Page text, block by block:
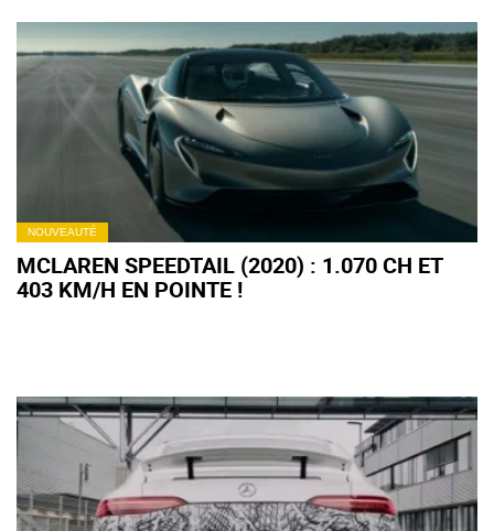
NOUVEAUTÉ
MCLAREN SPEEDTAIL (2020) : 1.070 CH ET
403 KM/H EN POINTE !